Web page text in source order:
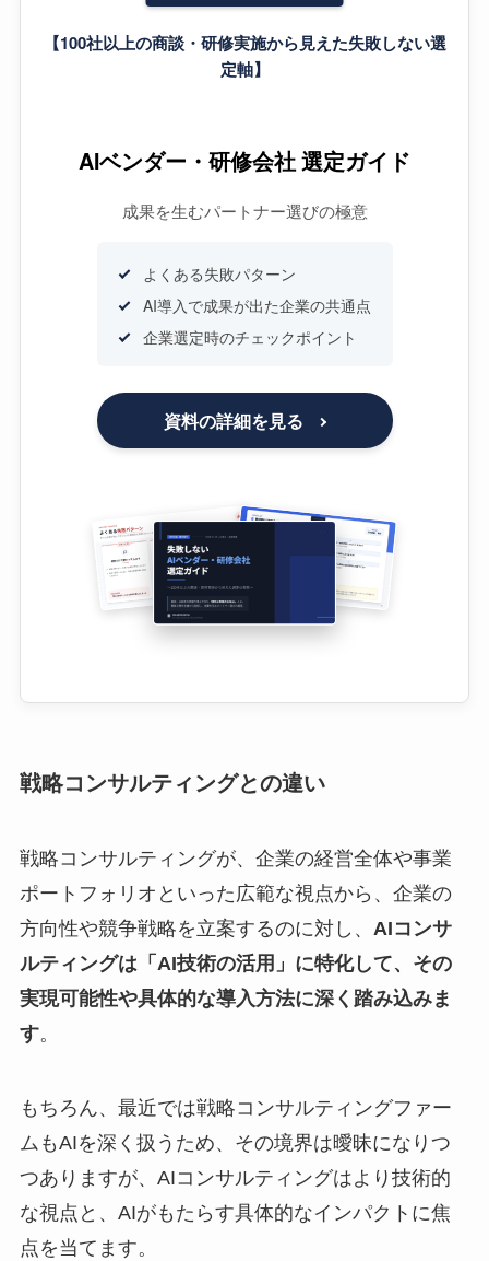
【100社以上の商談・研修実施から見えた失敗しない選
定軸】
AIベンダー・研修会社 選定ガイド
成果を生むパートナー選びの極意
よくある失敗パターン
AI導入で成果が出た企業の共通点
企業選定時のチェックポイント
資料の詳細を見る
戦略コンサルティングとの違い
戦略コンサルティングが、企業の経営全体や事業
ポートフォリオといった広範な視点から、企業の
方向性や競争戦略を立案するのに対し、 AIコンサ
ルティングは「AI技術の活用」に特化して、その
実現可能性や具体的な導入方法に深く踏み込みま
す。
もちろん、最近では戦略コンサルティングファー
ムもAIを深く扱うため、その境界は曖昧になりつ
つありますが、AIコンサルティングはより技術的
な視点と、AIがもたらす具体的なインパクトに焦
点を当てます。